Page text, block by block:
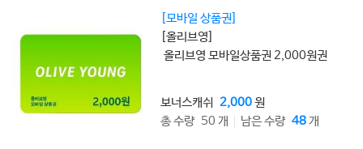
[모바일 상품권]
[올리브영]
올리브영 모바일상품권 2,000원권
보너스캐쉬 2,000원
총 수량 50 개
남은 수량 48개